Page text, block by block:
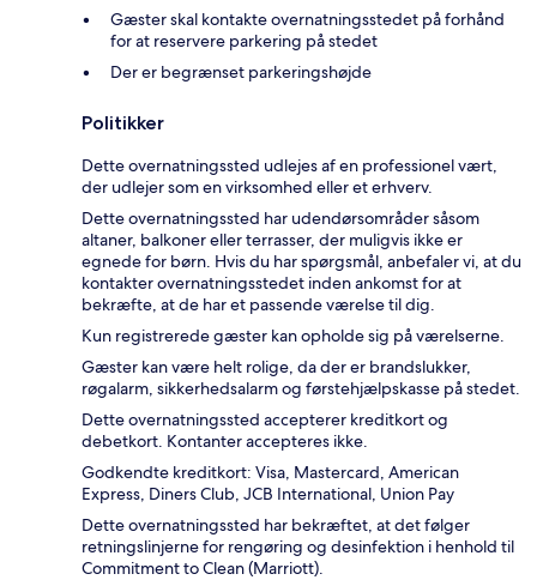
Gæster skal kontakte overnatningsstedet på forhånd
for at reservere parkering på stedet
Der er begrænset parkeringshøjde
Politikker
Dette overnatningssted udlejes af en professionel vært,
der udlejer som en virksomhed eller et erhverv.
Dette overnatningssted har udendørsområder såsom
altaner, balkoner eller terrasser, der muligvis ikke er
egnede for børn. Hvis du har spørgsmål, anbefaler vi, at du
kontakter overnatningsstedet inden ankomst for at
bekræfte, at de har et passende værelse til dig.
Kun registrerede gæster kan opholde sig på værelserne.
Gæster kan være helt rolige, da der er brandslukker,
røgalarm, sikkerhedsalarm og førstehjælpskasse på stedet.
Dette overnatningssted accepterer kreditkort og
debetkort. Kontanter accepteres ikke.
Godkendte kreditkort: Visa, Mastercard, American
Express, Diners Club, JCB International, Union Pay
Dette overnatningssted har bekræftet, at det følger
retningslinjerne for rengøring og desinfektion i henhold til
Commitment to Clean (Marriott).